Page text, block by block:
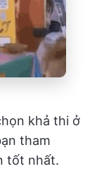
khả thi ở
tham
tốt nhất.